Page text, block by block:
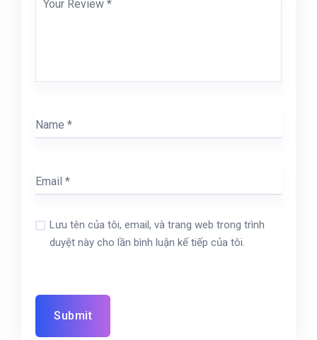
Lưu tên của tôi, email, và trang web trong trình
duyệt này cho lần bình luận kế tiếp của tôi.